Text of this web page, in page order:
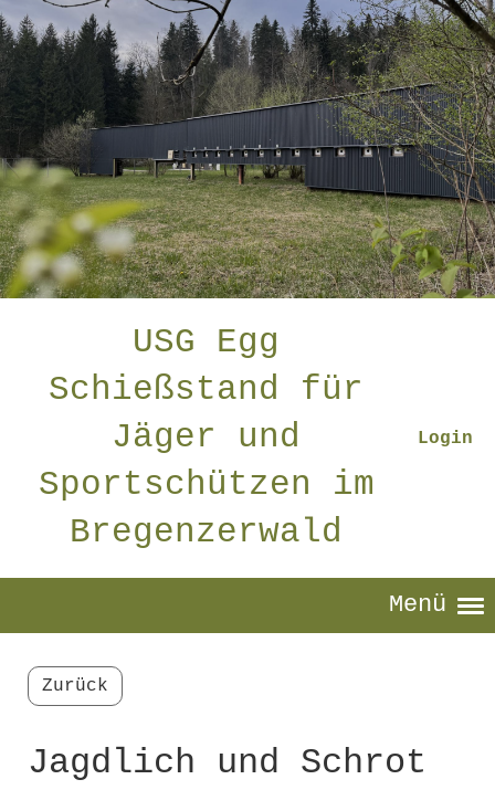
USG Egg
Schießstand für
Jäger und
Sportschützen im
Bregenzerwald
Login
Menü
Zurück
Jagdlich und Schrot